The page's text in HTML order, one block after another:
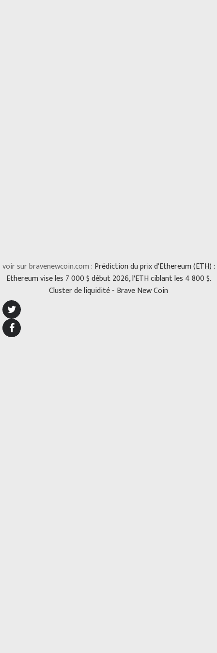
voir sur bravenewcoin.com : Prédiction du prix d'Ethereum (ETH) :
Ethereum vise les 7 000 $ début 2026, l'ETH ciblant les 4 800 $.
Cluster de liquidité - Brave New Coin